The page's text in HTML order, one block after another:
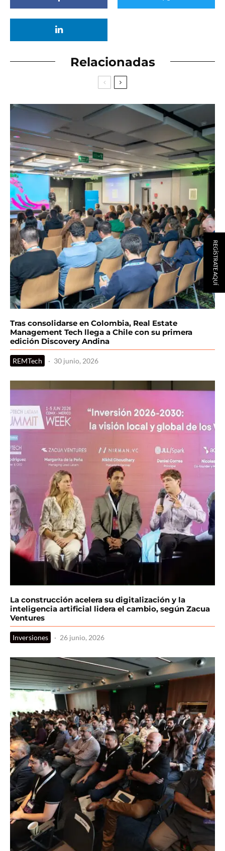
Relacionadas
Tras consolidarse en Colombia, Real Estate
Management Tech llega a Chile con su primera
edición Discovery Andina
REMTech · 30 junio, 2026
La construcción acelera su digitalización y la
inteligencia artificial lidera el cambio, según Zacua
Ventures
Inversiones · 26 junio, 2026
REGÍSTRATE AQUÍ